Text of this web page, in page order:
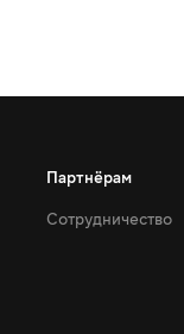
Партнёрам
Сотрудничество